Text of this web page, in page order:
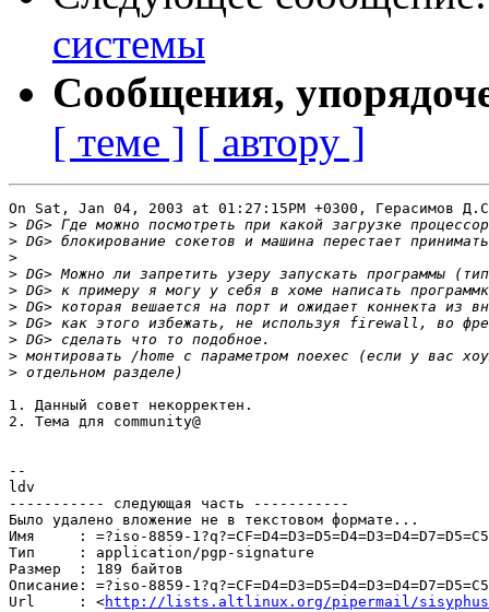
системы
Сообщения,
[ теме ] [ автору ]
On Sat, Jan 04, 2003 at 01:27:15PM +0300, Герасимов
>
>
>
>
>
>
>
>
>
>
1. Данный совет некорректен.
2. Тема для community@
--
ldv
----------- следующая часть -----------
Было удалено вложение не в текстовом формате...
Имя     : =?iso-8859-
Тип     : application/pgp-signature
Размер  : 189 байтов
Описание: =?iso-8859-
Url     : <http://lists.altlinux.org/pipermail/sisyphus/